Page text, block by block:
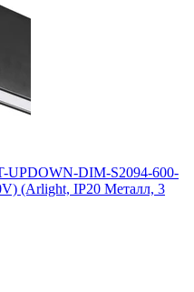
DIM-S2094-600-
(Arlight, IP20 Металл, 3